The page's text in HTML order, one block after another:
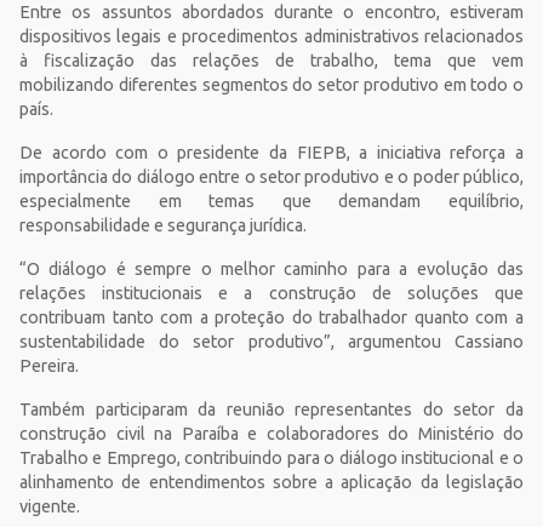
Entre os assuntos abordados durante o encontro, estiveram
dispositivos legais e procedimentos administrativos relacionados
à fiscalização das relações de trabalho, tema que vem
mobilizando diferentes segmentos do setor produtivo em todo o
país.
De acordo com o presidente da FIEPB, a iniciativa reforça a
importância do diálogo entre o setor produtivo e o poder público,
especialmente em temas que demandam equilíbrio,
responsabilidade e segurança jurídica.
“O diálogo é sempre o melhor caminho para a evolução das
relações institucionais e a construção de soluções que
contribuam tanto com a proteção do trabalhador quanto com a
sustentabilidade do setor produtivo”, argumentou Cassiano
Pereira.
Também participaram da reunião representantes do setor da
construção civil na Paraíba e colaboradores do Ministério do
Trabalho e Emprego, contribuindo para o diálogo institucional e o
alinhamento de entendimentos sobre a aplicação da legislação
vigente.